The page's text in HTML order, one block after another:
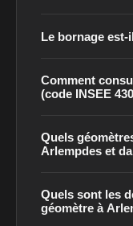
Le bornage
Comment
(code INSEE
Quels
Arlempdes et
Quels sont les
géomètre à